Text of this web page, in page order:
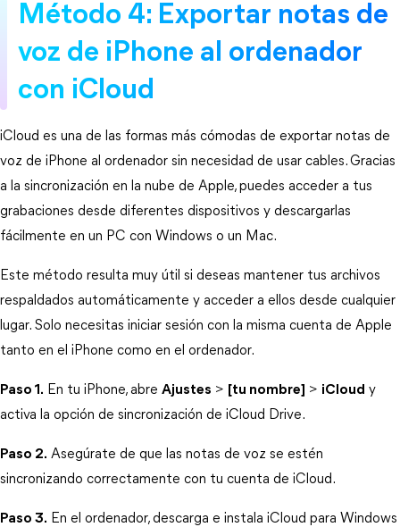
Método 4: Exportar notas de
voz de iPhone al ordenador
con iCloud
iCloud es una de las formas más cómodas de exportar notas de
voz de iPhone al ordenador sin necesidad de usar cables. Gracias
a la sincronización en la nube de Apple, puedes acceder a tus
grabaciones desde diferentes dispositivos y descargarlas
fácilmente en un PC con Windows o un Mac.
Este método resulta muy útil si deseas mantener tus archivos
respaldados automáticamente y acceder a ellos desde cualquier
lugar. Solo necesitas iniciar sesión con la misma cuenta de Apple
tanto en el iPhone como en el ordenador.
Paso 1. En tu iPhone, abre Ajustes > [tu nombre] > iCloud y
activa la opción de sincronización de iCloud Drive.
Paso 2. Asegúrate de que las notas de voz se estén
sincronizando correctamente con tu cuenta de iCloud.
Paso 3. En el ordenador, descarga e instala iCloud para Windows